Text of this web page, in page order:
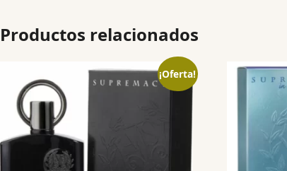
Productos relacionados
¡Oferta!